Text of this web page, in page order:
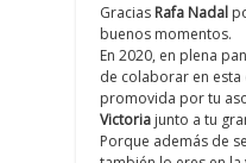
Gracias Rafa Nadal
buenos momentos.
En 2020, en plena
de colaborar en esta
promovida por tu
Victoria junto a tu
Porque además de